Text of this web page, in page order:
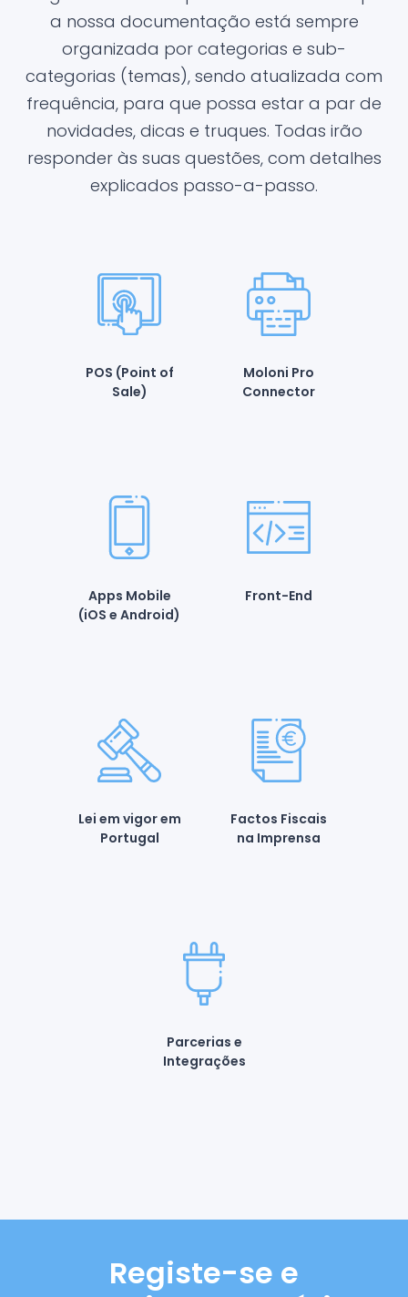
a nossa documentação está sempre
organizada por categorias e sub-
categorias (temas), sendo atualizada com
frequência, para que possa estar a par de
novidades, dicas e truques. Todas irão
responder às suas questões, com detalhes
explicados passo-a-passo.
POS (Point of
Sale)
Moloni Pro
Connector
Apps Mobile
(iOS e Android)
Front-End
Lei em vigor em
Portugal
Factos Fiscais
na Imprensa
Parcerias e
Integrações
Registe-se e